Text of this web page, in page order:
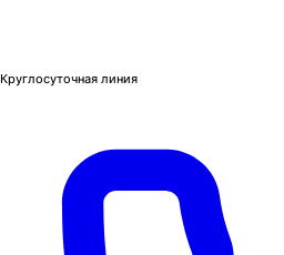
Круглосуточная линия